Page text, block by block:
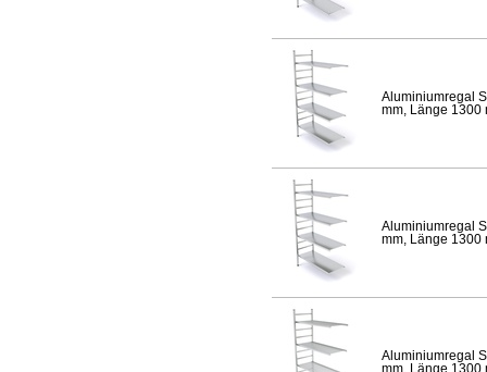
Aluminiumregal
mm, Länge 1300
Aluminiumregal
mm, Länge 1300
Aluminiumregal
mm, Länge 1300